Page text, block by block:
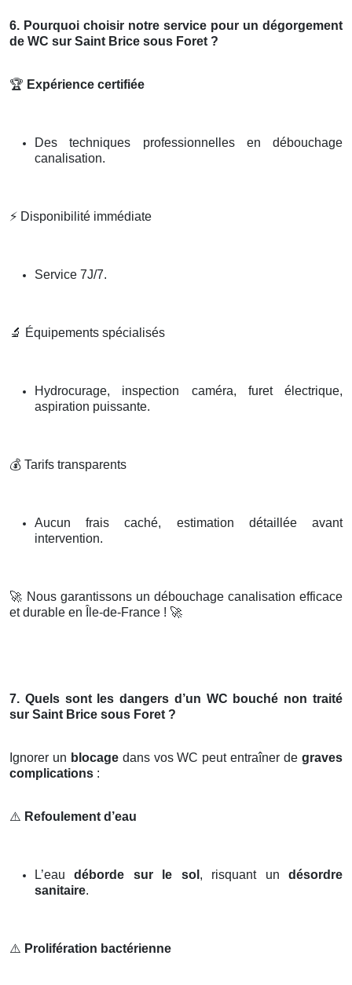
6. Pourquoi choisir notre service pour un dégorgement
de WC sur Saint Brice sous Foret ?
🏆 Expérience certifiée
Des techniques professionnelles en débouchage
canalisation.
⚡ Disponibilité immédiate
Service 7J/7.
🔬 Équipements spécialisés
Hydrocurage, inspection caméra, furet électrique,
aspiration puissante.
💰 Tarifs transparents
Aucun frais caché, estimation détaillée avant
intervention.
🚀 Nous garantissons un débouchage canalisation efficace
et durable en Île-de-France ! 🚀
7. Quels sont les dangers d’un WC bouché non traité
sur Saint Brice sous Foret ?
Ignorer un blocagedans vos WC peut entraîner degraves
complications :
⚠️ Refoulement d’eau
L’eaudéborde sur le sol , risquant undésordre
sanitaire.
⚠️ Prolifération bactérienne